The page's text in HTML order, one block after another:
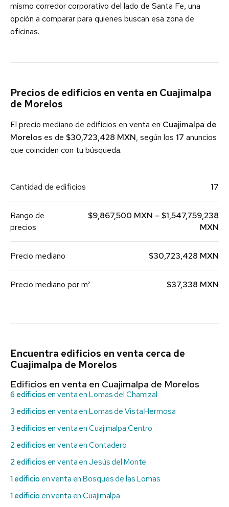
mismo corredor corporativo del lado de Santa Fe, una
opción a comparar para quienes buscan esa zona de
oficinas.
Precios de edificios en venta en Cuajimalpa
de Morelos
El precio mediano de edificios en venta en Cuajimalpa de
Morelos es de $30,723,428 MXN, según los 17 anuncios
que coinciden con tu búsqueda.
Cantidad de edificios 17
Rango de
precios
$9,867,500 MXN – $1,547,759,238
MXN
Precio mediano $30,723,428 MXN
Precio mediano por m² $37,338 MXN
Encuentra edificios en venta cerca de
Cuajimalpa de Morelos
Edificios en venta en Cuajimalpa de Morelos
6 edificios en venta en Lomas del Chamizal
3 edificios en venta en Lomas de Vista Hermosa
3 edificios en venta en Cuajimalpa Centro
2 edificios en venta en Contadero
2 edificios en venta en Jesús del Monte
1 edificio en venta en Bosques de las Lomas
1 edificio en venta en Cuajimalpa